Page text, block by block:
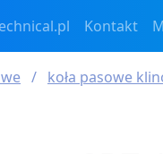
Kontakt
koła pasowe